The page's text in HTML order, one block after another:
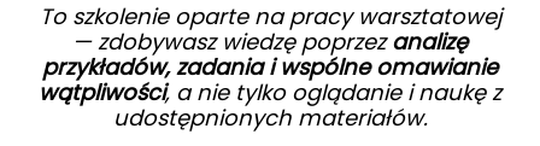
To szkolenie oparte na pracy warsztatowej
— zdobywasz wiedzę poprzezanalizę
przykładów, zadania i wspólne omawianie
wątpliwości, a nie tylko oglądanie i naukę z
udostępnionych materiałów.